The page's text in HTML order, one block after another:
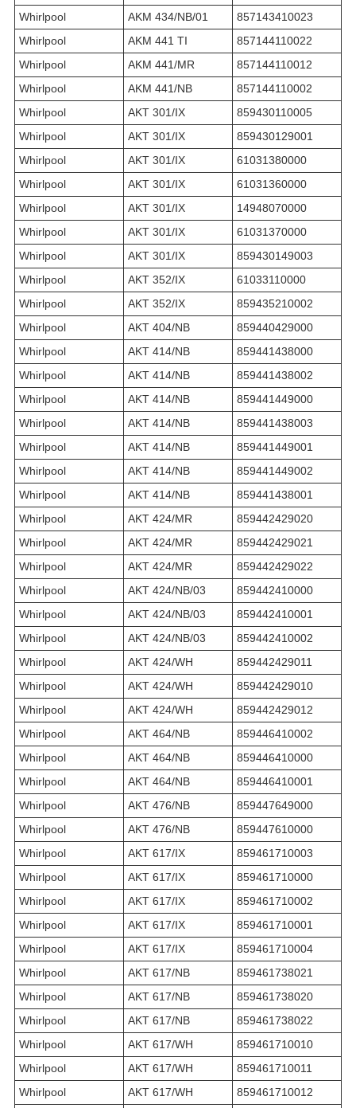
Whirlpool
AKM 434/NB/01
857143410023
Whirlpool
AKM 441 TI
857144110022
Whirlpool
AKM 441/MR
857144110012
Whirlpool
AKM 441/NB
857144110002
Whirlpool
AKT 301/IX
859430110005
Whirlpool
AKT 301/IX
859430129001
Whirlpool
AKT 301/IX
61031380000
Whirlpool
AKT 301/IX
61031360000
Whirlpool
AKT 301/IX
14948070000
Whirlpool
AKT 301/IX
61031370000
Whirlpool
AKT 301/IX
859430149003
Whirlpool
AKT 352/IX
61033110000
Whirlpool
AKT 352/IX
859435210002
Whirlpool
AKT 404/NB
859440429000
Whirlpool
AKT 414/NB
859441438000
Whirlpool
AKT 414/NB
859441438002
Whirlpool
AKT 414/NB
859441449000
Whirlpool
AKT 414/NB
859441438003
Whirlpool
AKT 414/NB
859441449001
Whirlpool
AKT 414/NB
859441449002
Whirlpool
AKT 414/NB
859441438001
Whirlpool
AKT 424/MR
859442429020
Whirlpool
AKT 424/MR
859442429021
Whirlpool
AKT 424/MR
859442429022
Whirlpool
AKT 424/NB/03
859442410000
Whirlpool
AKT 424/NB/03
859442410001
Whirlpool
AKT 424/NB/03
859442410002
Whirlpool
AKT 424/WH
859442429011
Whirlpool
AKT 424/WH
859442429010
Whirlpool
AKT 424/WH
859442429012
Whirlpool
AKT 464/NB
859446410002
Whirlpool
AKT 464/NB
859446410000
Whirlpool
AKT 464/NB
859446410001
Whirlpool
AKT 476/NB
859447649000
Whirlpool
AKT 476/NB
859447610000
Whirlpool
AKT 617/IX
859461710003
Whirlpool
AKT 617/IX
859461710000
Whirlpool
AKT 617/IX
859461710002
Whirlpool
AKT 617/IX
859461710001
Whirlpool
AKT 617/IX
859461710004
Whirlpool
AKT 617/NB
859461738021
Whirlpool
AKT 617/NB
859461738020
Whirlpool
AKT 617/NB
859461738022
Whirlpool
AKT 617/WH
859461710010
Whirlpool
AKT 617/WH
859461710011
Whirlpool
AKT 617/WH
859461710012